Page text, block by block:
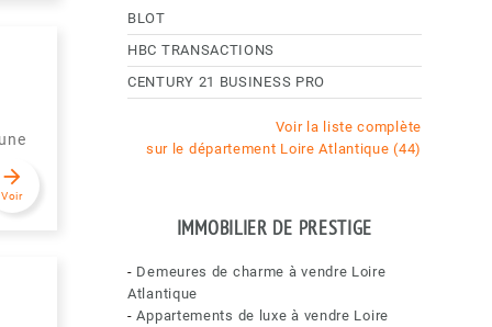
arrow_forward
Voir
BLOT
HBC TRANSACTIONS
CENTURY 21 BUSINESS PRO
Voir la liste complète
sur le département Loire Atlantique (44)
IMMOBILIER DE PRESTIGE
- Demeures de charme à vendre Loire
Atlantique
-Appartements de luxe à vendre Loire